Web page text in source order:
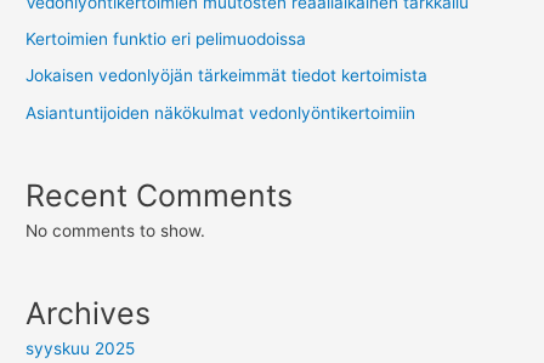
Kertoimien funktio eri pelimuodoissa
Jokaisen vedonlyöjän tärkeimmät tiedot kertoimista
Asiantuntijoiden näkökulmat vedonlyöntikertoimiin
Recent Comments
No comments to show.
Archives
syyskuu 2025